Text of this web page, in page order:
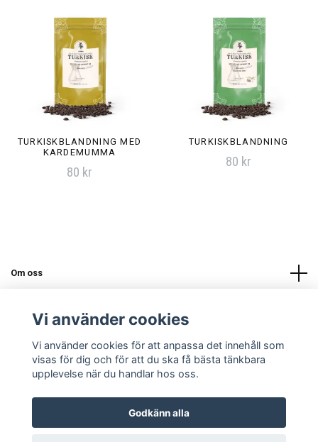
TURKISKBLANDNING MED
KARDEMUMMA
80 kr
TURKISKBLANDNING
80 kr
Om oss
Sociala medier
Vi använder cookies
Vi använder cookies för att anpassa det innehåll som
visas för dig och för att du ska få bästa tänkbara
upplevelse när du handlar hos oss.
Godkänn alla